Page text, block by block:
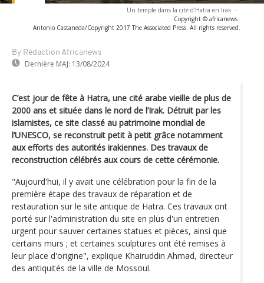
Un temple dans la cité d'Hatra en Irak -
Copyright © africanews
Antonio Castaneda/Copyright 2017 The Associated Press. All rights reserved.
By Rédaction Africanews
Dernière MAJ: 13/08/2024
C’est jour de fête à Hatra, une cité arabe vieille de plus de
2000 ans et située dans le nord de l’Irak. Détruit par les
islamistes, ce site classé au patrimoine mondial de
l’UNESCO, se reconstruit petit à petit grâce notamment
aux efforts des autorités irakiennes. Des travaux de
reconstruction célébrés aux cours de cette cérémonie.
"Aujourd'hui, il y avait une célébration pour la fin de la
première étape des travaux de réparation et de
restauration sur le site antique de Hatra. Ces travaux ont
porté sur l'administration du site en plus d'un entretien
urgent pour sauver certaines statues et pièces, ainsi que
certains murs ; et certaines sculptures ont été remises à
leur place d'origine", explique Khairuddin Ahmad, directeur
des antiquités de la ville de Mossoul.